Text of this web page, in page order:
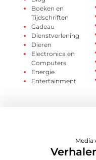
Boeken en
Tijdschriften
Cadeau
Dienstverlening
Dieren
Electronica en
Computers
Energie
Entertainment
Media